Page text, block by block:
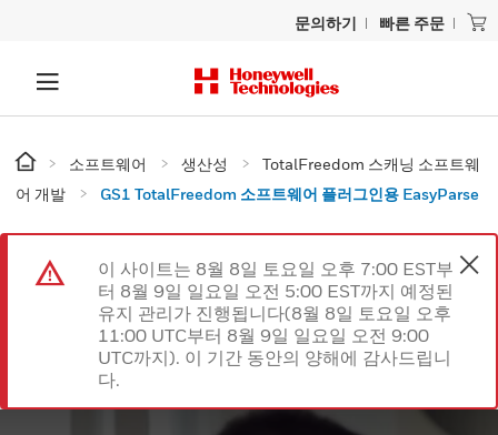
문의하기 빠른 주문
소프트웨어 생산성
TotalFreedom 스캐닝 소프트웨
어 개발
GS1 TotalFreedom 소프트웨어 플러그인용 EasyParse
이 사이트는 8월 8일 토요일 오후 7:00 EST부
터 8월 9일 일요일 오전 5:00 EST까지 예정된
유지 관리가 진행됩니다(8월 8일 토요일 오후
11:00 UTC부터 8월 9일 일요일 오전 9:00
UTC까지). 이 기간 동안의 양해에 감사드립니
다.